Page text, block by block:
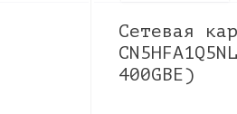
Сетевая
400GBE)